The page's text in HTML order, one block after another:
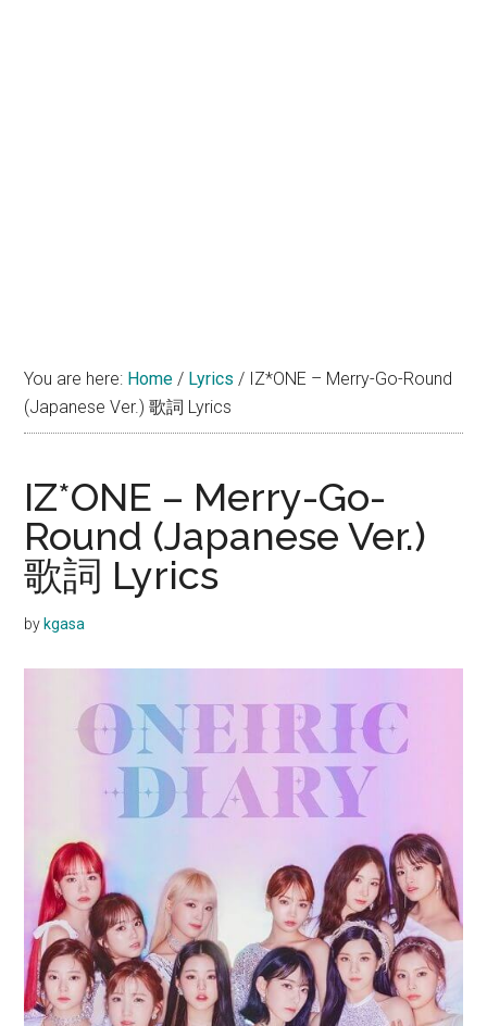
You are here: Home / Lyrics / IZ*ONE – Merry-Go-Round
(Japanese Ver.) 歌詞 Lyrics
IZ*ONE – Merry-Go-
Round (Japanese Ver.)
歌詞 Lyrics
by kgasa